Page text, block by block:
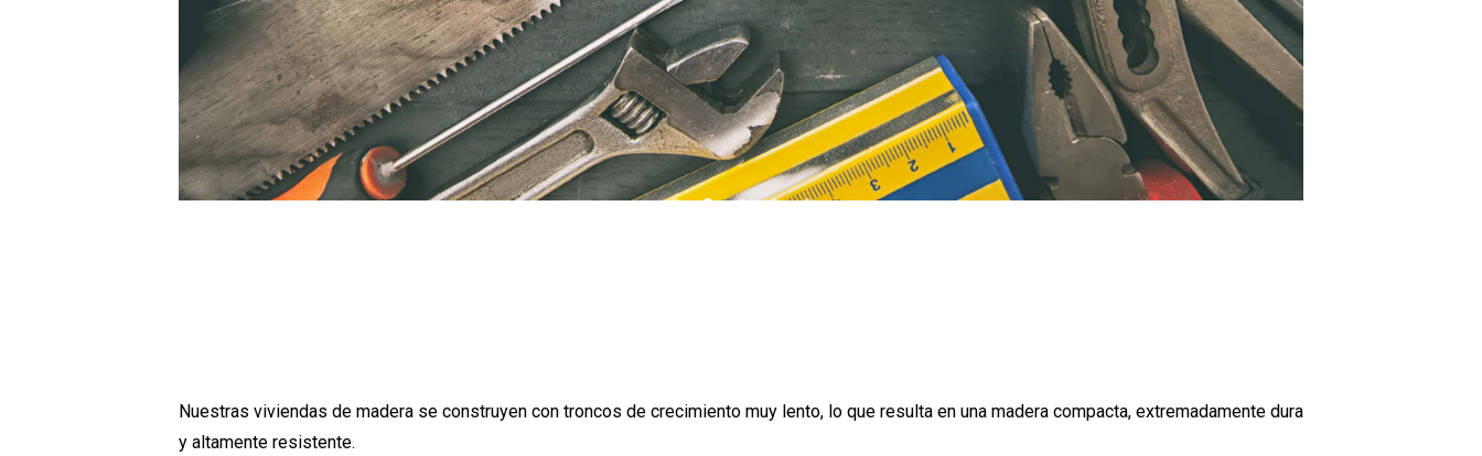
Nuestras viviendas de madera se construyen con troncos de crecimiento muy lento, lo que resulta en una madera compacta, extremadamente dura
y altamente resistente.